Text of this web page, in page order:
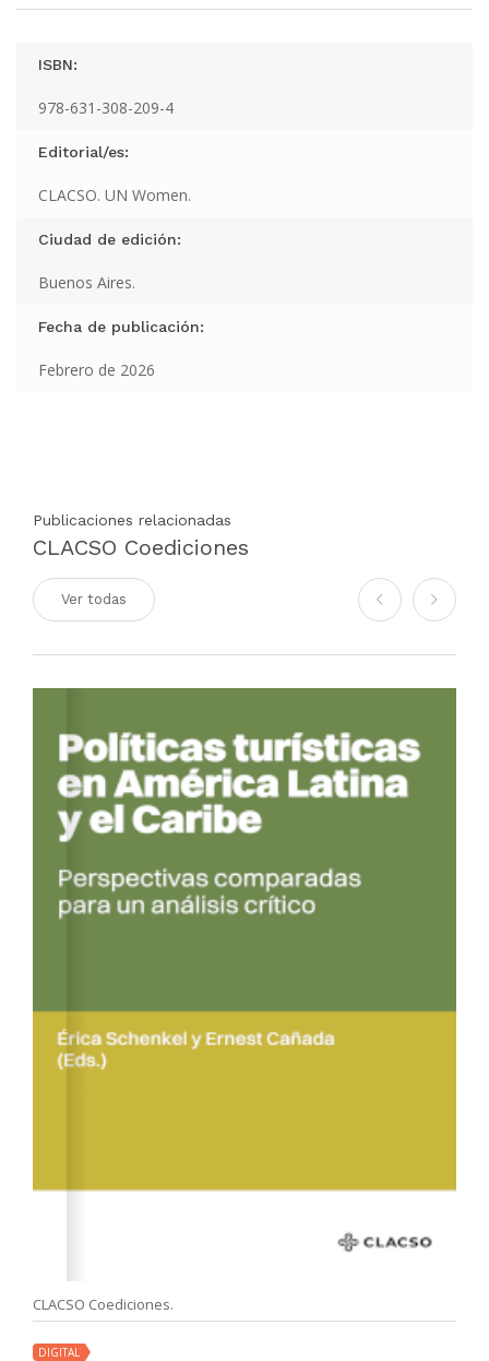
ISBN:
978-631-308-209-4
Editorial/es:
CLACSO. UN Women.
Ciudad de edición:
Buenos Aires.
Fecha de publicación:
Febrero de 2026
Publicaciones relacionadas
CLACSO Coediciones
Ver todas
CLACSO Coediciones.
DIGITAL